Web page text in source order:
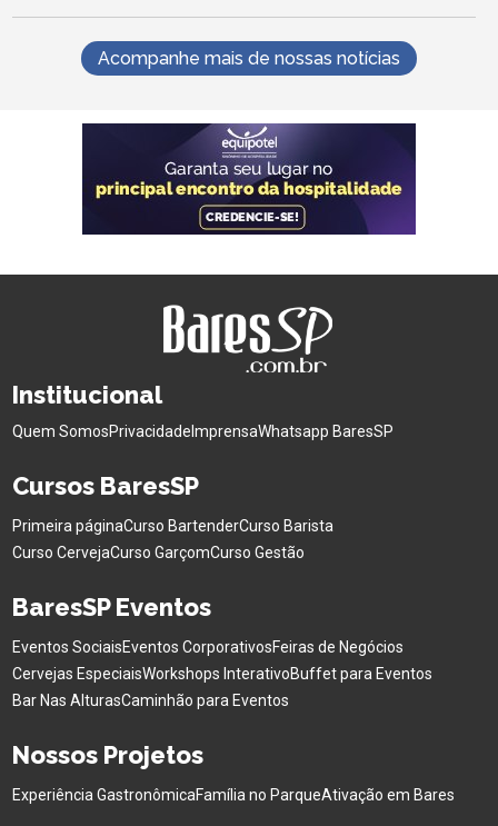
Acompanhe mais de nossas notícias
Institucional
Quem SomosPrivacidade ImprensaWhatsapp BaresSP
Cursos BaresSP
Primeira páginaCurso BartenderCurso Barista
Curso CervejaCurso GarçomCurso Gestão
BaresSP Eventos
Eventos SociaisEventos CorporativosFeiras de Negócios
Cervejas EspeciaisWorkshops InterativoBuffet para Eventos
Bar Nas AlturasCaminhão para Eventos
Nossos Projetos
Experiência GastronômicaFamília no ParqueAtivação em Bares